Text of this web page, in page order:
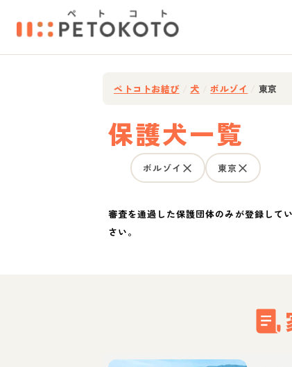
ペトコトお結び 犬 ボルゾイ 東京
保護犬一覧
ボルゾイ 東京
審査を通過した保護団体のみが登録して
さい。